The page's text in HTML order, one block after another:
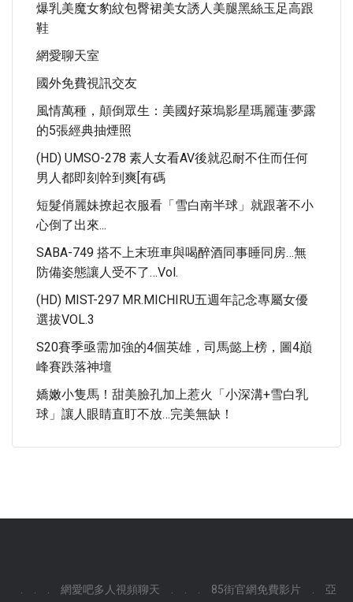
爆乳美魔女豹紋包臀裙美女誘人美腿黑絲玉足高跟
鞋
網愛聊天室
國外免費視訊交友
風情萬種，顛倒眾生：美國好萊塢影星瑪麗蓮·夢露
的5張經典抽煙照
(HD) UMSO-278 素人女看AV後就忍耐不住而任何
男人都即刻幹到爽[有碼
短髮俏麗妹撩起衣服看「雪白南半球」就跟著不小
心倒了出來...
SABA-749 搭不上末班車與喝醉酒同事睡同房…無
防備姿態讓人受不了…Vol.
(HD) MIST-297 MR.MICHIRU五週年記念專屬女優
選拔VOL.3
S20賽季亟需加強的4個英雄，司馬懿上榜，圖4巔
峰賽跌落神壇
嬌嫩小隻馬！甜美臉孔加上惹火「小深溝+雪白乳
球」讓人眼睛直盯不放…完美無缺！
網愛吧多人視頻聊天 85街官網免費影片 亞